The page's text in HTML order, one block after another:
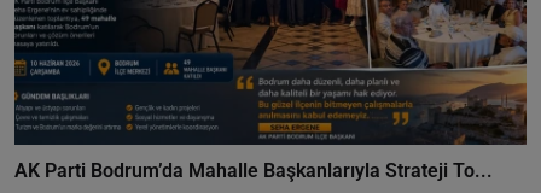
AK Parti Bodrum’da Mahalle Başkanlarıyla Strateji To...